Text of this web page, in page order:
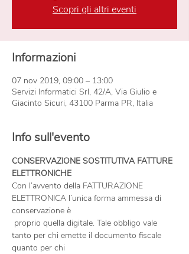
Scopri gli altri eventi
Informazioni
07 nov 2019, 09:00 – 13:00
Servizi Informatici Srl, 42/A, Via Giulio e
Giacinto Sicuri, 43100 Parma PR, Italia
Info sull'evento
CONSERVAZIONE SOSTITUTIVA FATTURE
Con l’avvento della FATTURAZIONE
ELETTRONICA l’unica forma ammessa di
conservazione è
tanto per chi emette il documento fiscale
quanto per chi